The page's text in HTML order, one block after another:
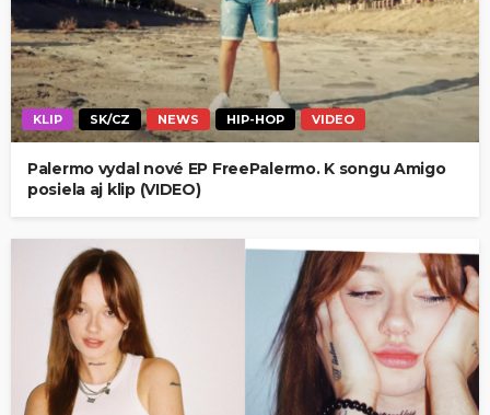
KLIP SK/CZ NEWS HIP-HOP VIDEO
Palermo vydal nové EP FreePalermo. K songu Amigo
posiela aj klip (VIDEO)